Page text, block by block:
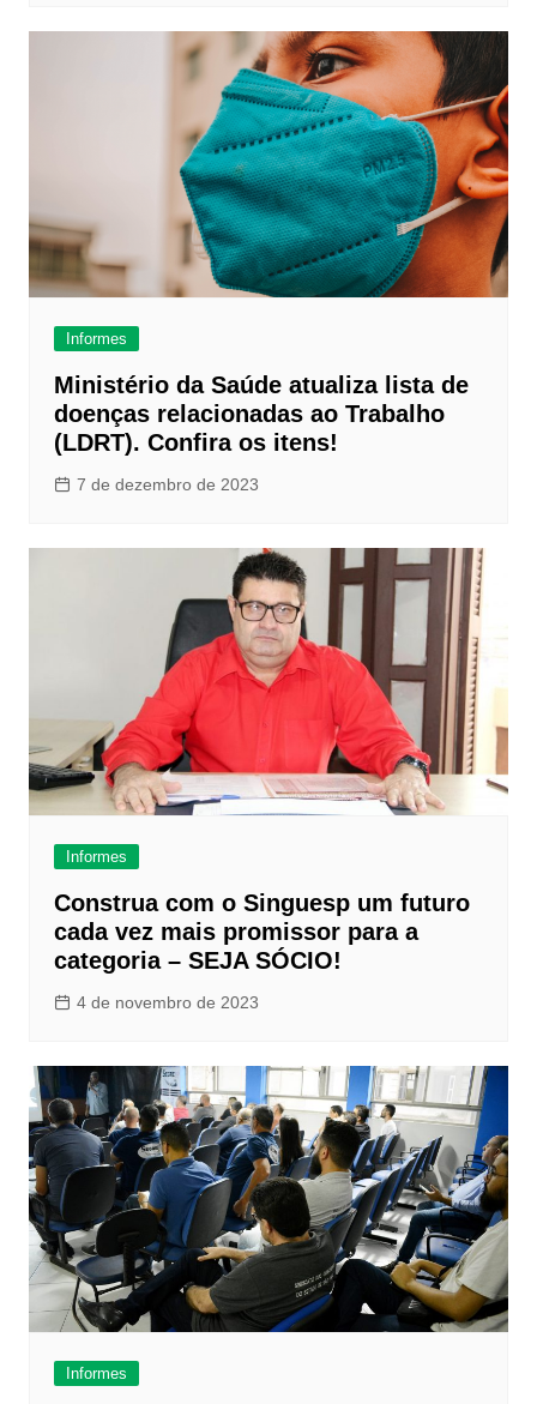
Informes
Ministério da Saúde atualiza lista de
doenças relacionadas ao Trabalho
(LDRT). Confira os itens!
7 de dezembro de 2023
Informes
Construa com o Singuesp um futuro
cada vez mais promissor para a
categoria – SEJA SÓCIO!
4 de novembro de 2023
Informes